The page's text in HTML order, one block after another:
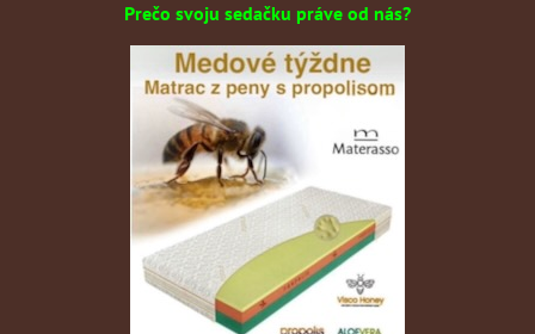
Prečo svoju sedačku práve od nás?